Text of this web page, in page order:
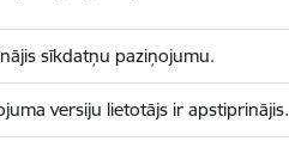
sīkdatņu paziņojumu.
versiju lietotājs ir apstiprinājis.